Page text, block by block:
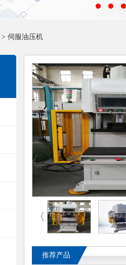
> 伺服油压机
〈
推荐产品